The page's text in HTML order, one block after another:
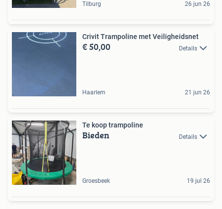
Tilburg 26 jun 26
Crivit Trampoline met Veiligheidsnet
€ 50,00 Details
Haarlem 21 jun 26
Te koop trampoline
Bieden Details
Groesbeek 19 jul 26